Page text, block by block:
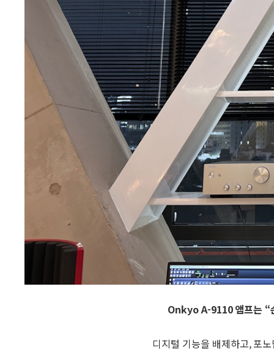
Onkyo A-9110 앰프는 “
디지털 기능을 배제하고, 포